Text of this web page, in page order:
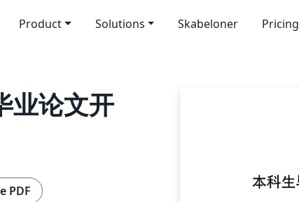
Product Solutions Skabeloner Pricing
业论文开
PDF